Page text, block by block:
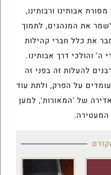
אבותינו ורבותינו,
את המנהגים, לתמוך
את כלל חברי קהילות
והולכי דרך אבותינו.
להעלות זה בפני זה
על הפרק, ולתת עוד
של 'המאורות', למען
המעטירה.